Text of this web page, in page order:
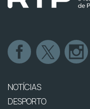
NOTÍCIAS
DESPORTO